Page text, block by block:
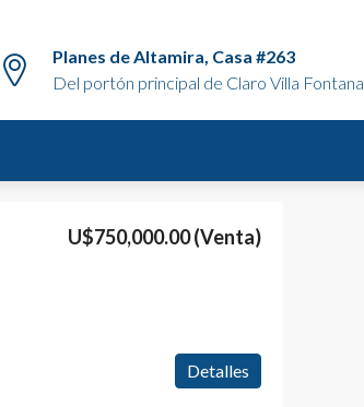
Planes de Altamira, Casa #263
Del portón principal de Claro Villa
U$750,000.00(Venta)
Detalles